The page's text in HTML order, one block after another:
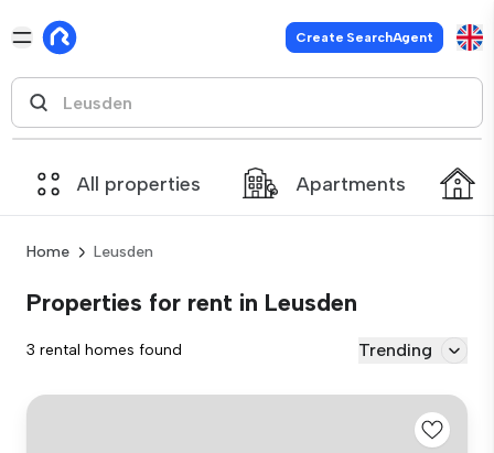
Create SearchAgent
All properties Apartments
Home Leusden
Properties for rent in Leusden
3 rental homes found Trending